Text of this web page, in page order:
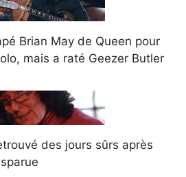
Brian May de Queen pour
mais a raté Geezer Butler
des jours sûrs après